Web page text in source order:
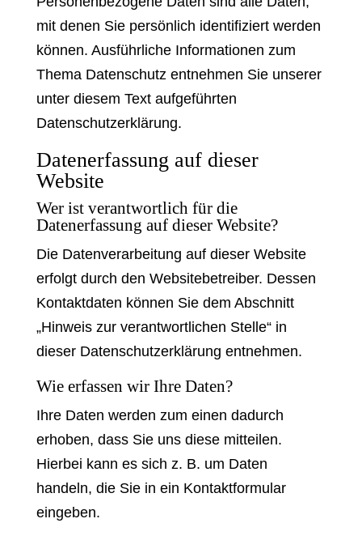
mit denen Sie persönlich identifiziert werden
können. Ausführliche Informationen zum
Thema Datenschutz entnehmen Sie unserer
unter diesem Text aufgeführten
Datenschutzerklärung.
Datenerfassung auf dieser
Website
Wer ist verantwortlich für die
Datenerfassung auf dieser Website?
Die Datenverarbeitung auf dieser Website
erfolgt durch den Websitebetreiber. Dessen
Kontaktdaten können Sie dem Abschnitt
„Hinweis zur verantwortlichen Stelle“ in
dieser Datenschutzerklärung entnehmen.
Wie erfassen wir Ihre Daten?
Ihre Daten werden zum einen dadurch
erhoben, dass Sie uns diese mitteilen.
Hierbei kann es sich z. B. um Daten
handeln, die Sie in ein Kontaktformular
eingeben.